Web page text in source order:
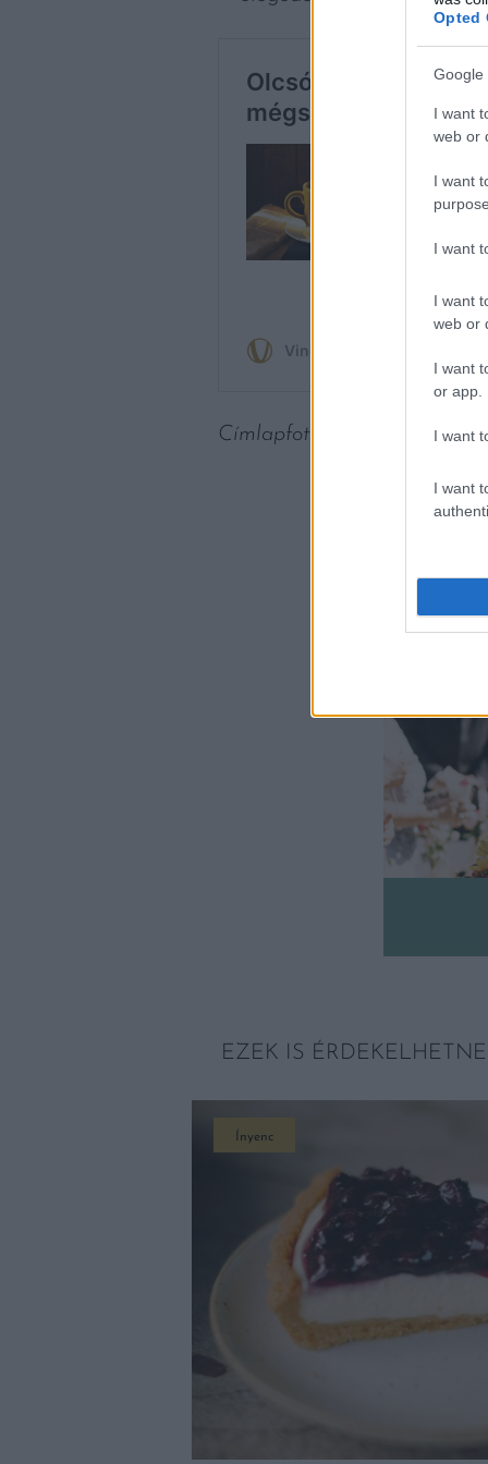
Opted
Google
I want
web or
I want
I want
I want
web or
I want
or app.
I want
I want
Címlapfotó: Beth Macdonald
EZEK IS
Ínyenc